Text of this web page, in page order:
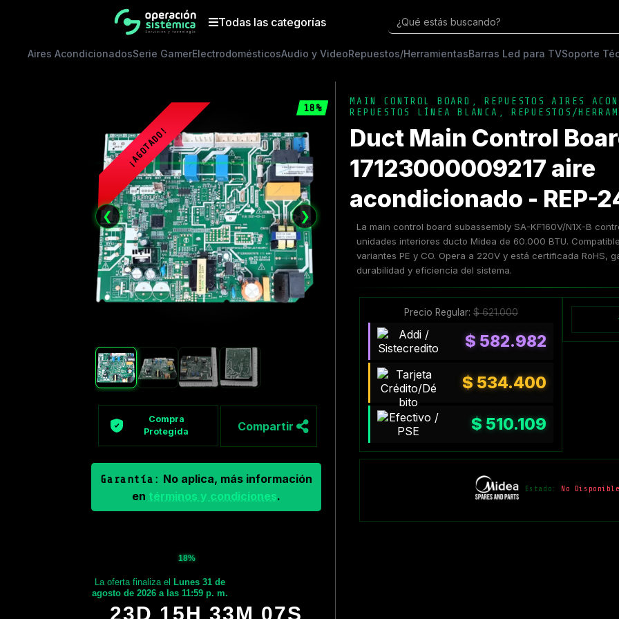
Todas las categorías ¿Qué estás buscando?
Aires AcondicionadosSerie GamerElectrodomésticosAudio y VideoRepuestos/HerramientasBarras Led para TVSoporte
18%
❮ ❯
Compra
Protegida
Compartir
Garantía: No aplica, más información
en términos y condiciones.
18%
La oferta finaliza elLunes 31 de
agosto de 2026 a las 11:59 p. m.
23D 15H 33M 06S
MAIN CONTROL BOARD ,REPUESTOS AIRES
REPUESTOS LÍNEA BLANCA
REPUESTOS/
Duct Main Control
17123000009217 aire
acondicionado - REP-
La main control board subassembly SA-KF160V/N1X-B
unidades interiores ducto Midea de 60.000 BTU.
variantes PE y CO. Opera a 220V y está certificada RoHS,
durabilidad y eficiencia del sistema.
Precio Regular:$621.000
$ 582.982
$534.400
$ 510.109
Estado: No Disponible